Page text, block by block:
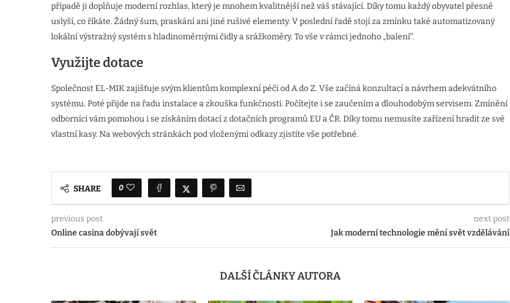
případě ji doplňuje moderní rozhlas, který je mnohem kvalitnější než váš stávající. Díky tomu každý obyvatel přesně
uslyší, co říkáte. Žádný šum, praskání ani jiné rušivé elementy. V poslední řadě stojí za zmínku také automatizovaný
lokální výstražný systém s hladinoměrnými čidly a srážkoměry. To vše v rámci jednoho „balení“.
Využijte dotace
Společnost EL-MIK zajišťuje svým klientům komplexní péči od A do Z. Vše začíná konzultací a návrhem adekvátního
systému. Poté přijde na řadu instalace a zkouška funkčnosti. Počítejte i se zaučením a dlouhodobým servisem. Zmínění
odborníci vám pomohou i se získáním dotací z dotačních programů EU a ČR. Díky tomu nemusíte zařízení hradit ze své
vlastní kasy. Na webových stránkách pod vloženými odkazy zjistíte vše potřebné.
SHARE 0
previous post
Online casina dobývají svět
next post
Jak moderní technologie mění svět vzdělávání
DALŠÍ ČLÁNKY AUTORA